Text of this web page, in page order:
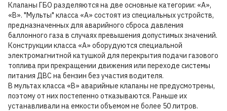
Клапаны ГБО разделяются на две основные категории: «А»,
«В». "Мульты" класса «А» состоят из специальных устройств,
предназначенных для аварийного сброса давления
баллонного газа в случаях превышения допустимых значений.
Конструкции класса «А» оборудуются специальной
электромагнитной катушкой для перекрытия подачи газового
топлива при прекращении движения или переходе системы
питания ДВС на бензин без участия водителя.
В мультах класса «В» аварийные клапаны не предусмотрены,
поэтому от них постепенно отказываются. Раньше их
устанавливали на емкости объемом не более 50 литров.